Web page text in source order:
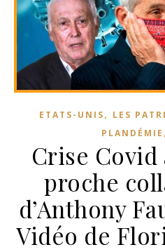
ETATS-UNIS, LES
PLANDÉMIE ,
Crise Covid
proche
d’Anthony
Vidéo de